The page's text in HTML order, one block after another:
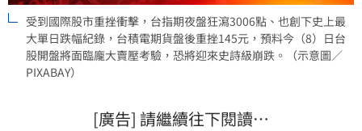
受到國際股市重挫衝擊，台指期夜盤狂瀉3006點、也創下史上最
大單日跌幅紀錄，台積電期貨盤後重挫145元，預料今（8）日台
股開盤將面臨龐大賣壓考驗，恐將迎來史詩級崩跌。（示意圖／
PIXABAY）
[廣告] 請繼續往下閱讀…